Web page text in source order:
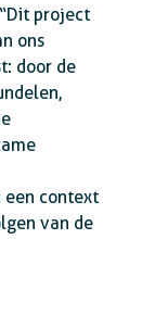
project
ons
door de
een context
van de